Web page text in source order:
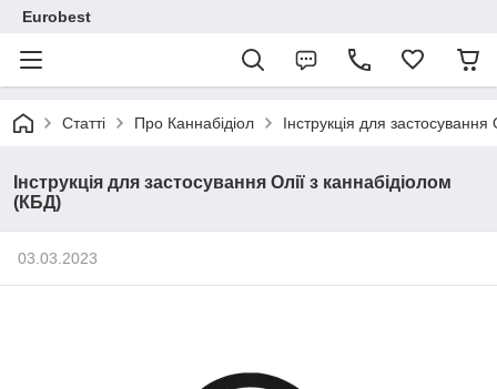
Eurobest
Статті Про Каннабідіол Інструкція для
Інструкція для застосування Олії з каннабідіолом
(КБД)
03.03.2023